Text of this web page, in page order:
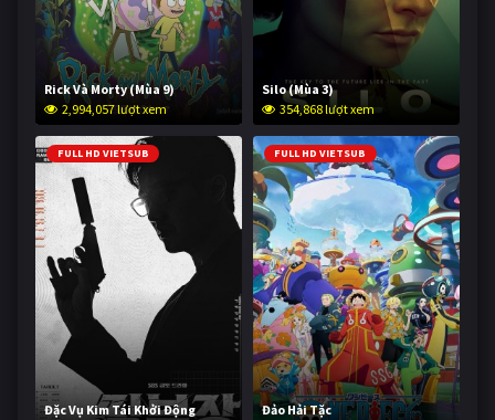
Rick Và Morty (Mùa 9)
2,994,057 lượt xem
Silo (Mùa 3)
354,868 lượt xem
FULL HD VIETSUB
Đặc Vụ Kim Tái Khởi Động
FULL HD VIETSUB
Đảo Hải Tặc